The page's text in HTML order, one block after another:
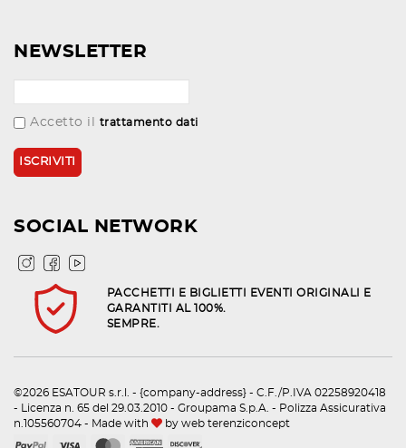
NEWSLETTER
Accetto il trattamento dati
SOCIAL NETWORK
PACCHETTI E BIGLIETTI EVENTI ORIGINALI E
GARANTITI AL 100%.
SEMPRE.
©2026 ESATOUR s.r.l. - {company-address} - C.F./P.IVA 02258920418
- Licenza n. 65 del 29.03.2010 - Groupama S.p.A. - Polizza Assicurativa
n.105560704 - Made with
by web terenziconcept